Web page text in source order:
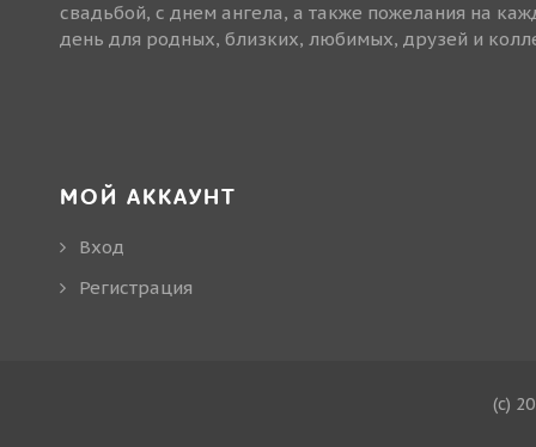
свадьбой, с днем ангела, а также пожелания на
день для родных, близких, любимых, друзей и
МОЙ АККАУНТ
Вход
Регистрация
(c)